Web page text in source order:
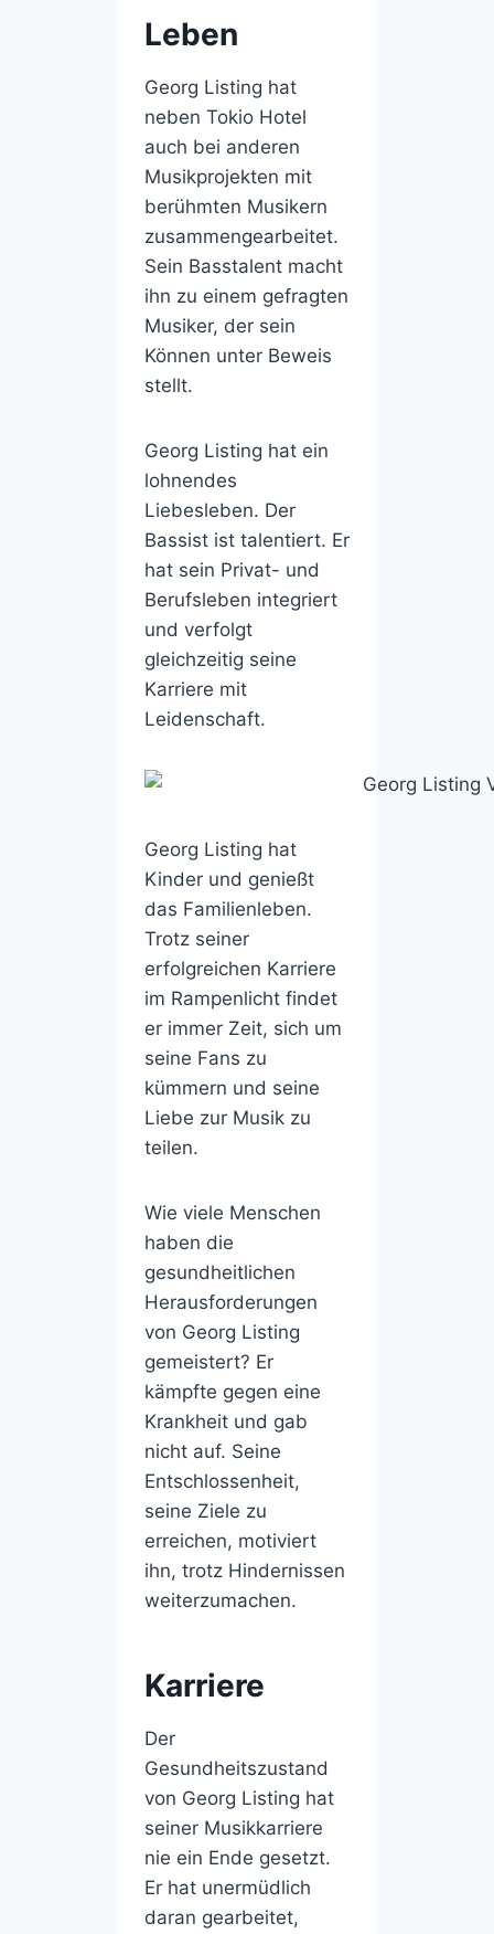
Leben
Georg Listing hat
neben Tokio Hotel
auch bei anderen
Musikprojekten mit
berühmten Musikern
zusammengearbeitet.
Sein Basstalent macht
ihn zu einem gefragten
Musiker, der sein
Können unter Beweis
stellt.
Georg Listing hat ein
lohnendes
Liebesleben. Der
Bassist ist talentiert. Er
hat sein Privat- und
Berufsleben integriert
und verfolgt
gleichzeitig seine
Karriere mit
Leidenschaft.
Georg Listing hat
Kinder und genießt
das Familienleben.
Trotz seiner
erfolgreichen Karriere
im Rampenlicht findet
er immer Zeit, sich um
seine Fans zu
kümmern und seine
Liebe zur Musik zu
teilen.
Wie viele Menschen
haben die
gesundheitlichen
Herausforderungen
von Georg Listing
gemeistert? Er
kämpfte gegen eine
Krankheit und gab
nicht auf. Seine
Entschlossenheit,
seine Ziele zu
erreichen, motiviert
ihn, trotz Hindernissen
weiterzumachen.
Karriere
Der
Gesundheitszustand
von Georg Listing hat
seiner Musikkarriere
nie ein Ende gesetzt.
Er hat unermüdlich
daran gearbeitet,